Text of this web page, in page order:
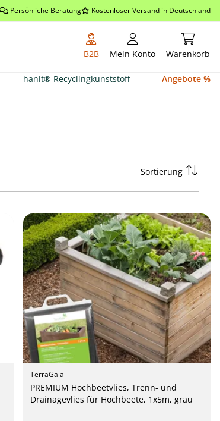
Persönliche Beratung Kostenloser Versand in Deutschland
B2B Mein Konto Warenkorb
hanit® Recyclingkunststoff Angebote %
Sortierung
TerraGala
PREMIUM Hochbeetvlies, Trenn- und
Drainagevlies für Hochbeete, 1x5m, grau